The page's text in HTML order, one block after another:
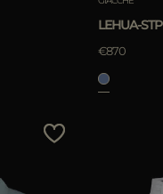
LEHUA-STP
€870